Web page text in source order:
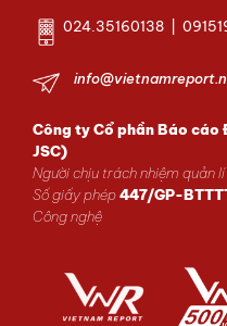
024.35160138 |
Công ty Cổ phần Báo
JSC)
Người chịu trách nhiệm quản
Số giấy phép447/GP-
Công nghệ